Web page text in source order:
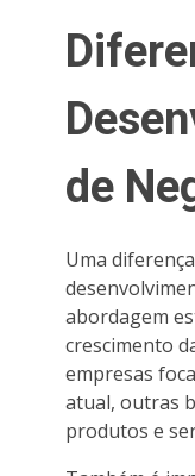
de
Uma
abordagem
crescimento
empresas
atual, outras
produtos e